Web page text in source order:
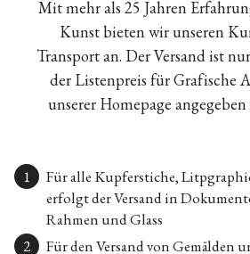
Mit mehr als 25 Jahren
Kunst bieten wir unseren
Transport an. Der Versand ist
der Listenpreis für Grafische
unserer Homepage
Für alle Kupferstiche,
erfolgt der Versand in
Rahmen und Glass
Für den Versand von Gemälden